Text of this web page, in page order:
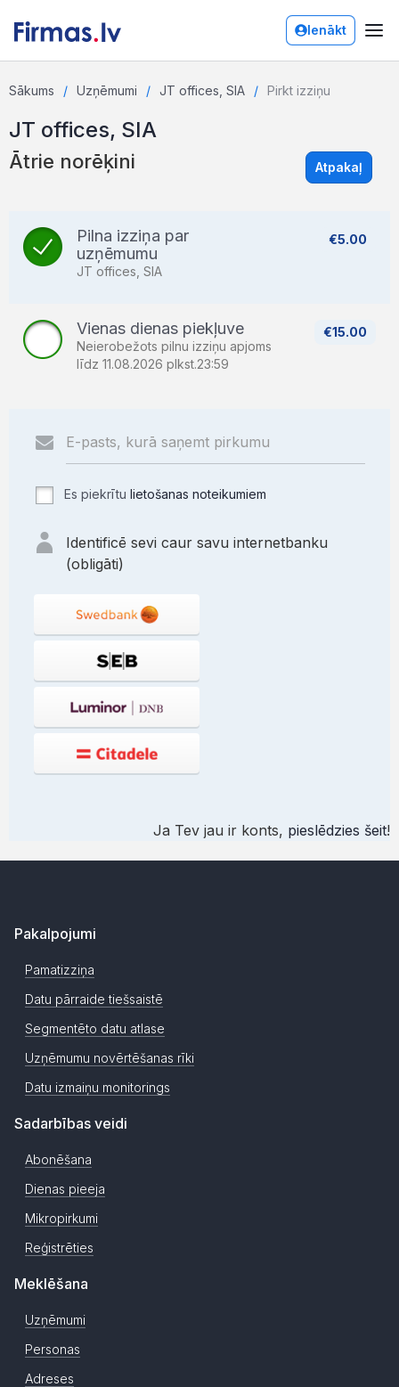
Ienākt
Sākums Uzņēmumi JT offices, SIA Pirkt izziņu
JT offices, SIA
Ātrie norēķini Atpakaļ
€5.00
Pilna izziņa par
uzņēmumu
JT offices, SIA
€15.00
Vienas dienas piekļuve
Neierobežots pilnu izziņu apjoms
līdz 11.08.2026 plkst.23:59
Es piekrītu lietošanas noteikumiem
Identificē sevi caur savu internetbanku
(obligāti)
Ja Tev jau ir konts, pieslēdzies šeit!
Pakalpojumi
Pamatizziņa
Datu pārraide tiešsaistē
Segmentēto datu atlase
Uzņēmumu novērtēšanas rīki
Datu izmaiņu monitorings
Sadarbības veidi
Abonēšana
Dienas pieeja
Mikropirkumi
Reģistrēties
Meklēšana
Uzņēmumi
Personas
Adreses